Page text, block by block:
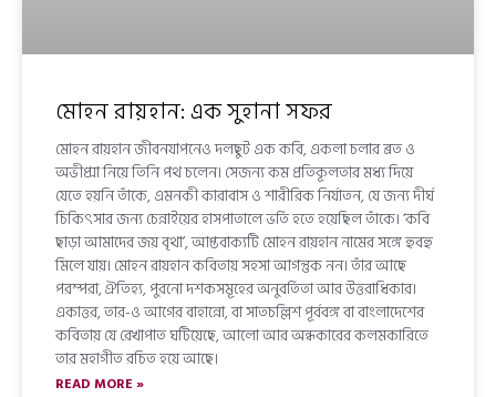
মোহন রায়হান: এক সুহানা সফর
মোহন রায়হান জীবনযাপনেও দলছুট এক কবি, একলা চলার ব্রত ও
অভীপ্সা নিয়ে তিনি পথ চলেন। সেজন্য কম প্রতিকূলতার মধ্য দিয়ে
যেতে হয়নি তাঁকে, এমনকী কারাবাস ও শারীরিক নির্যাতন, যে জন্য দীর্ঘ
চিকিৎসার জন্য চেন্নাইয়ের হাসপাতালে ভর্তি হতে হয়েছিল তাঁকে। ‘কবি
ছাড়া আমাদের জয় বৃথা’, আপ্তবাক্যটি মোহন রায়হান নামের সঙ্গে হুবহু
মিলে যায়। মোহন রায়হান কবিতায় সহসা আগন্তুক নন। তাঁর আছে
পরম্পরা, ঐতিহ্য, পুরনো দশকসমূহের অনুবর্তিতা আর উত্তরাধিকার।
একাত্তর, তার-ও আগের বাহান্নো, বা সাতচল্লিশ পূর্ববঙ্গ বা বাংলাদেশের
কবিতায় যে রেখাপাত ঘটিয়েছে, আলো আর অন্ধকারের কলমকারিতে
তার মহাগীত রচিত হয়ে আছে।
READ MORE »